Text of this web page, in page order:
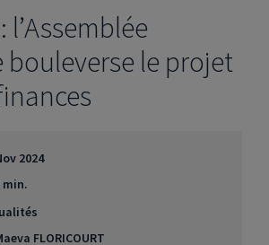
l’Assemblée
le projet
2024
min.
FLORICOURT